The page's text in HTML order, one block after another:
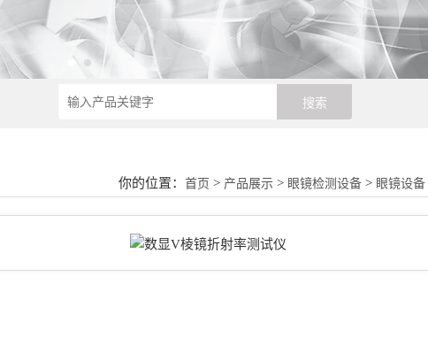
你的位置：首页 > 产品展示 > 眼镜检测设备 > 眼镜设备